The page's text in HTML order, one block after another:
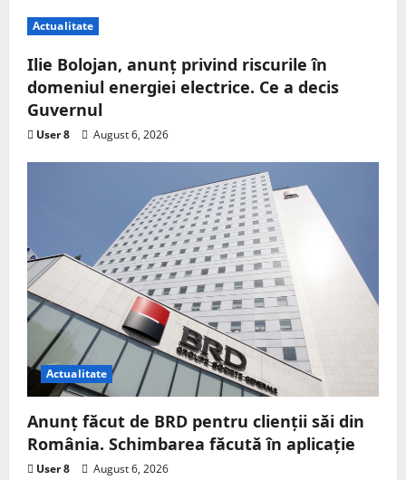
Actualitate
Ilie Bolojan, anunț privind riscurile în
domeniul energiei electrice. Ce a decis
Guvernul
User 8 August 6, 2026
Actualitate
Anunț făcut de BRD pentru clienții săi din
România. Schimbarea făcută în aplicație
User 8 August 6, 2026